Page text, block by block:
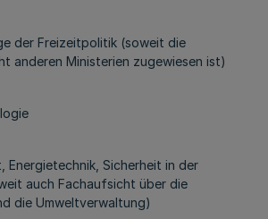
der Freizeitpolitik (soweit die
anderen Ministerien zugewiesen ist)
Energietechnik, Sicherheit in der
auch Fachaufsicht über die
die Umweltverwaltung)